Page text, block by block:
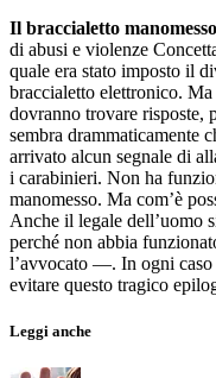
Il braccialetto
di abusi e violenze
quale era stato imposto il
braccialetto elettronico.
dovranno trovare risposte,
sembra drammaticamente
arrivato alcun segnale di
i carabinieri. Non ha
manomesso. Ma com’è
Anche il legale dell’uomo
perché non abbia
l’avvocato —. In ogni caso
evitare questo tragico
Leggi anche